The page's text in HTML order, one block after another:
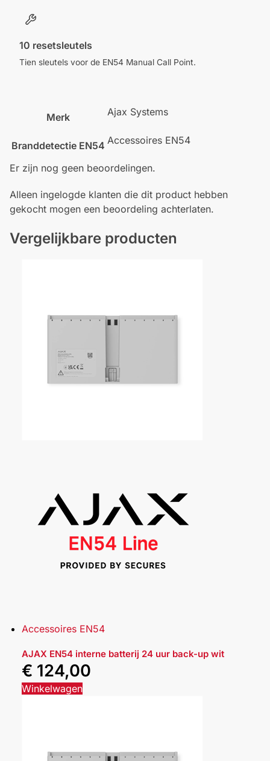
10 resetsleutels
Tien sleutels voor de EN54 Manual Call Point.
Merk Ajax Systems
Branddetectie EN54 Accessoires EN54
Er zijn nog geen beoordelingen.
Alleen ingelogde klanten die dit product hebben
gekocht mogen een beoordeling achterlaten.
Vergelijkbare producten
Accessoires EN54
AJAX EN54 interne batterij 24 uur back-up wit
€ 124,00
Winkelwagen